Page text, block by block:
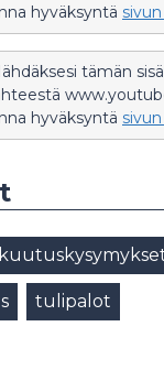
hyväksyntä
tämän
hyväksyntä
tulipalot